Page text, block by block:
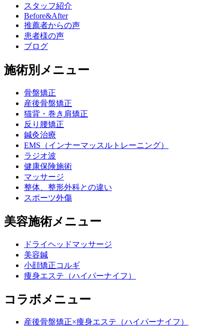
スタッフ紹介
Before&After
推薦者からの声
患者様の声
ブログ
施術別メニュー
骨盤矯正
産後骨盤矯正
猫背・巻き肩矯正
反り腰矯正
鍼灸治療
EMS（インナーマッスルトレーニング）
ラジオ波
健康保険施術
マッサージ
整体、整形外科との違い
スポーツ外傷
美容施術メニュー
ドライヘッドマッサージ
美容鍼
小顔矯正コルギ
痩身エステ（ハイパーナイフ）
コラボメニュー
産後骨盤矯正×痩身エステ（ハイパーナイフ）